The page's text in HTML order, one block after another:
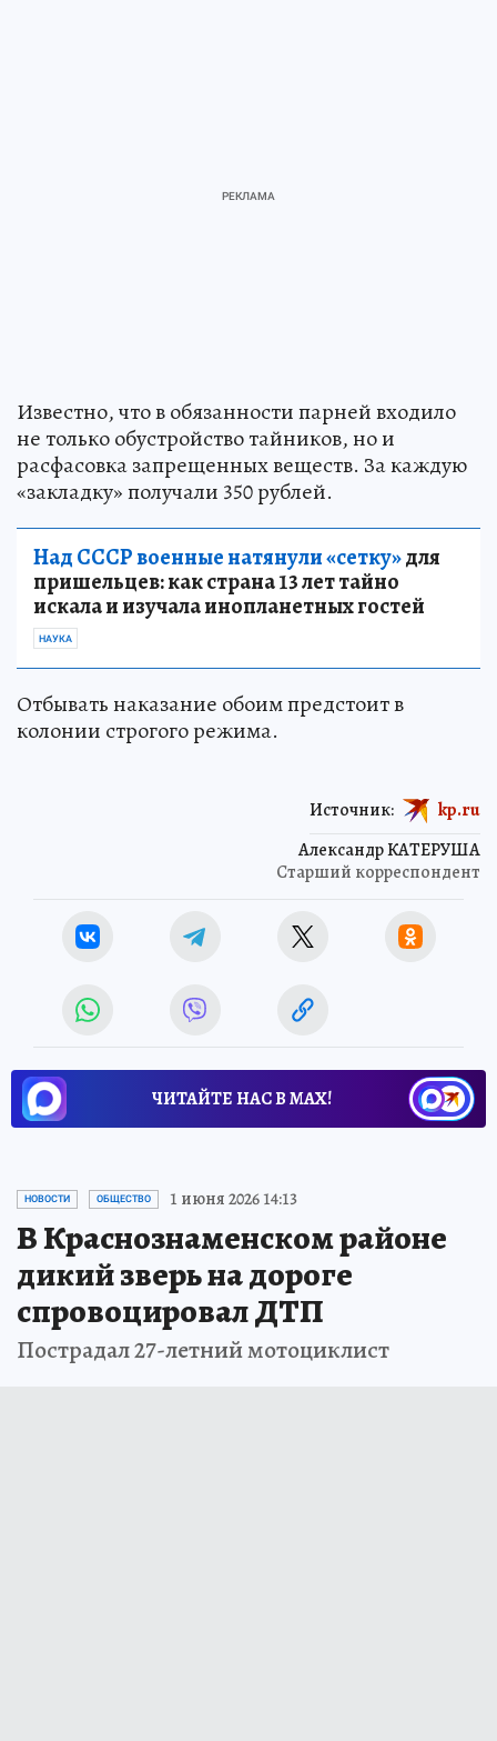
Известно, что в обязанности парней входило
не только обустройство тайников, но и
расфасовка запрещенных веществ. За каждую
«закладку» получали 350 рублей.
Над СССР военные натянули «сетку»для
пришельцев: как страна 13 лет тайно
искала и изучала инопланетных гостей
НАУКА
Отбывать наказание обоим предстоит в
колонии строгого режима.
Александр КАТЕРУША
Старший корреспондент
Источник: kp.ru
ЧИТАЙТЕ НАС В МАХ!
НОВОСТИ ОБЩЕСТВО 1 июня 2026 14:13
В Краснознаменском районе
дикий зверь на дороге
спровоцировал ДТП
Пострадал 27-летний мотоциклист